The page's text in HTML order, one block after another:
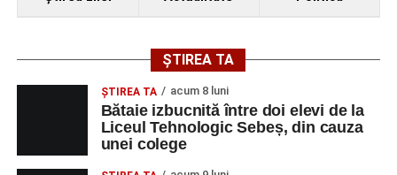
ȘTIREA TA
ŞTIREA TA acum 8 luni
Bătaie izbucnită între doi elevi de la
Liceul Tehnologic Sebeș, din cauza
unei colege